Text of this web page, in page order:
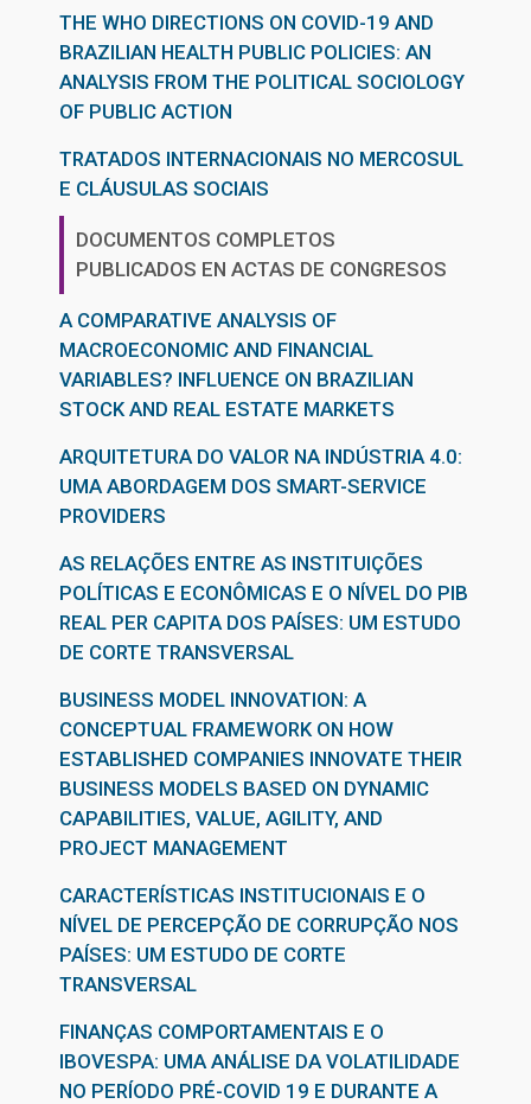
THE WHO DIRECTIONS ON COVID-19 AND
BRAZILIAN HEALTH PUBLIC POLICIES: AN
ANALYSIS FROM THE POLITICAL SOCIOLOGY
OF PUBLIC ACTION
TRATADOS INTERNACIONAIS NO MERCOSUL
E CLÁUSULAS SOCIAIS
DOCUMENTOS COMPLETOS
PUBLICADOS EN ACTAS DE CONGRESOS
A COMPARATIVE ANALYSIS OF
MACROECONOMIC AND FINANCIAL
VARIABLES? INFLUENCE ON BRAZILIAN
STOCK AND REAL ESTATE MARKETS
ARQUITETURA DO VALOR NA INDÚSTRIA 4.0:
UMA ABORDAGEM DOS SMART-SERVICE
PROVIDERS
AS RELAÇÕES ENTRE AS INSTITUIÇÕES
POLÍTICAS E ECONÔMICAS E O NÍVEL DO PIB
REAL PER CAPITA DOS PAÍSES: UM ESTUDO
DE CORTE TRANSVERSAL
BUSINESS MODEL INNOVATION: A
CONCEPTUAL FRAMEWORK ON HOW
ESTABLISHED COMPANIES INNOVATE THEIR
BUSINESS MODELS BASED ON DYNAMIC
CAPABILITIES, VALUE, AGILITY, AND
PROJECT MANAGEMENT
CARACTERÍSTICAS INSTITUCIONAIS E O
NÍVEL DE PERCEPÇÃO DE CORRUPÇÃO NOS
PAÍSES: UM ESTUDO DE CORTE
TRANSVERSAL
FINANÇAS COMPORTAMENTAIS E O
IBOVESPA: UMA ANÁLISE DA VOLATILIDADE
NO PERÍODO PRÉ-COVID 19 E DURANTE A